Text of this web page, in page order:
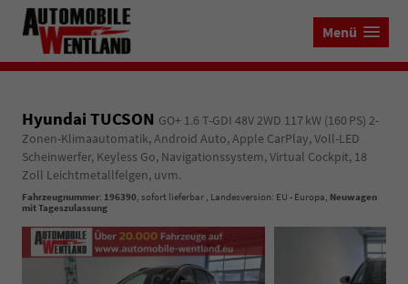
Menü
Hyundai TUCSON GO+ 1.6 T-GDI 48V 2WD 117 kW (160 PS) 2-
Zonen-Klimaautomatik, Android Auto, Apple CarPlay, Voll-LED
Scheinwerfer, Keyless Go, Navigationssystem, Virtual Cockpit, 18
Zoll Leichtmetallfelgen, uvm.
Fahrzeugnummer: 196390, sofort lieferbar , Landesversion: EU - Europa, Neuwagen
mit Tageszulassung